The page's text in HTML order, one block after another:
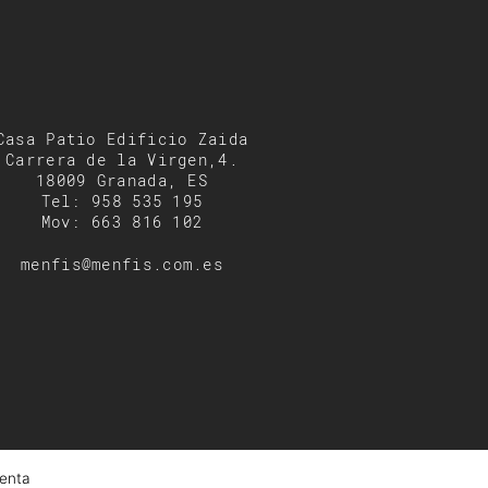
Patio Edificio Zaida
Carrera de la Virgen,4.
18009 Granada, ES
Tel: 958 535 195
Mov: 663 816 102
menfis@menfis.com.es